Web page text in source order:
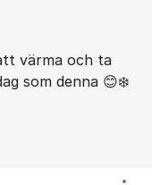
värma och ta
som denna 😊❄️